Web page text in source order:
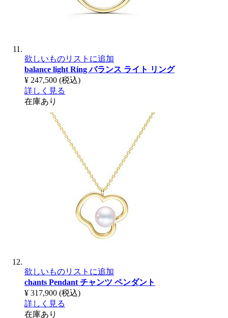
欲しいものリストに追加
balance light Ringバランス ライト リング
¥ 247,500 (税込)
詳しく見る
在庫あり
欲しいものリストに追加
chants Pendant チャンツ ペンダント
¥ 317,900 (税込)
詳しく見る
在庫あり